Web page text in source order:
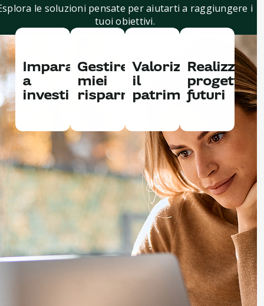
le soluzioni pensate per aiutarti a raggiungere i
tuoi obiettivi.
Imparare
a
investire
Gestire i
miei
risparmi
Valorizzare
il
patrimonio
Realizzare
progetti
futuri